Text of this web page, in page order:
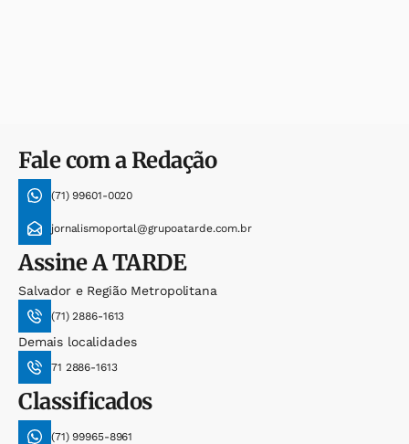
Fale com a Redação
(71) 99601-0020
jornalismoportal@grupoatarde.com.br
AssineA TARDE
Salvador e Região Metropolitana
(71) 2886-1613
Demais localidades
71 2886-1613
Classificados
(71) 99965-8961